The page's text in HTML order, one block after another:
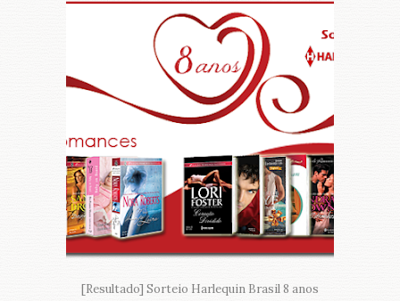
[Resultado] Sorteio Harlequin Brasil 8 anos